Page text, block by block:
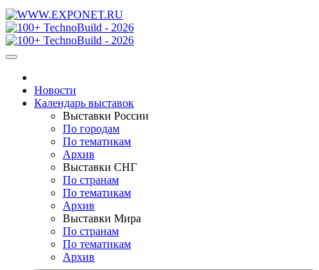
Новости
Календарь выставок
Выставки России
По городам
По тематикам
Архив
Выставки СНГ
По странам
По тематикам
Архив
Выставки Мира
По странам
По тематикам
Архив